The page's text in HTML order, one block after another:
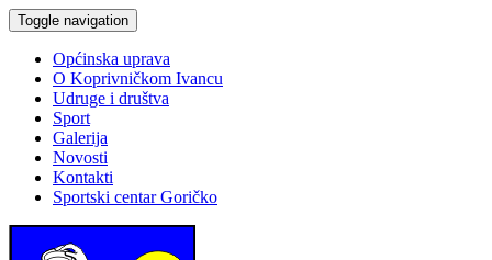
Toggle navigation
Općinska uprava
O Koprivničkom Ivancu
Udruge i društva
Sport
Galerija
Novosti
Kontakti
Sportski centar Goričko